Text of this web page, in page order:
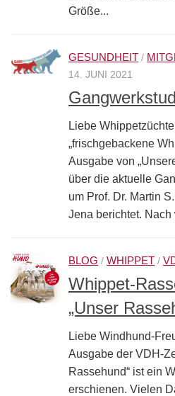
Größe...
GESUNDHEIT /
14. JUNI 2021
Liebe
„frischgebackene
Ausgabe von
über die aktuelle
um Prof. Dr. Martin
Jena berichtet. Nach
BLOG / WHIPPET /
Whippet-
„Unser
Liebe Windhund-
Ausgabe der VDH-
Rassehund“ ist ein
erschienen. Vielen